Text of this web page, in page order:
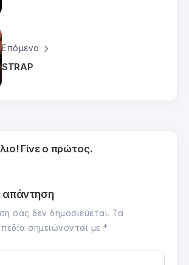
Επόμενο
STRAP
Γίνε ο πρώτος.
απάντηση
σας δεν δημοσιεύεται. Τα
σημειώνονται με *